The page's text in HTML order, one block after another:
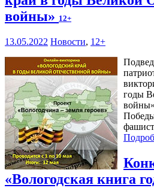
войны» 12+
13.05.2022 Новости, 12+
годы
«Вологодская книга